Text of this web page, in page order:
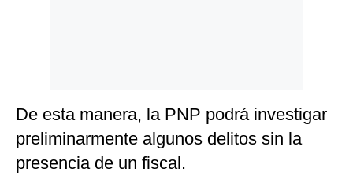
De esta manera, la PNP podrá investigar
preliminarmente algunos delitos sin la
presencia de un fiscal.